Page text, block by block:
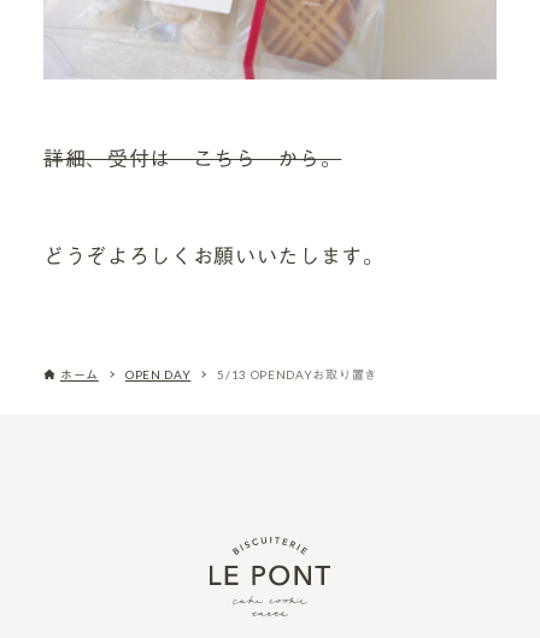
詳細、受付は こちら から。
どうぞよろしくお願いいたします。
ホーム OPEN DAY 5/13 OPENDAYお取り置き